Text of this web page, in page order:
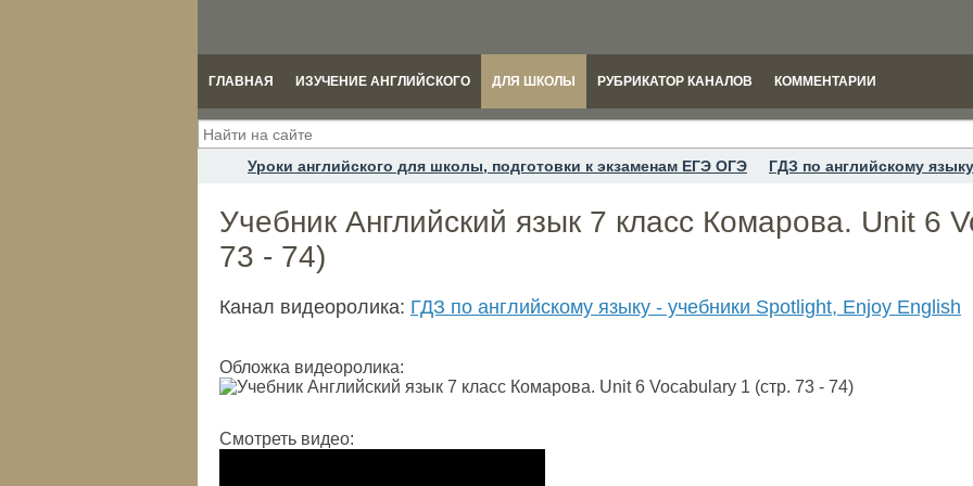
ГЛАВНАЯ ИЗУЧЕНИЕ АНГЛИЙСКОГО ДЛЯ ШКОЛЫ РУБРИКАТОР КАНАЛОВ КОММЕНТАРИИ
Уроки английского для школы, подготовки к экзаменам ЕГЭ ОГЭ ГДЗ по английскому
Учебник Английский язык 7 класс Комарова. Unit 6
73 - 74)
Канал видеоролика: ГДЗ по английскому языку - учебники Spotlight, Enjoy English
Обложка видеоролика:
Смотреть видео: